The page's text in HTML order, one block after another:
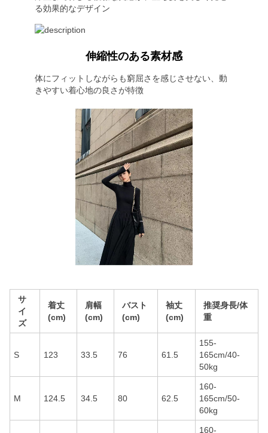
る効果的なデザイン
伸縮性のある素材感
体にフィットしながらも窮屈さを感じさせない、動
きやすい着心地の良さが特徴
サ
イ
ズ
着丈
(cm)
肩幅
(cm)
バスト
(cm)
袖丈
(cm)
推奨身長/体
重
S 123 33.5 76 61.5
155-
165cm/40-
50kg
M 124.5 34.5 80 62.5
160-
165cm/50-
60kg
160-